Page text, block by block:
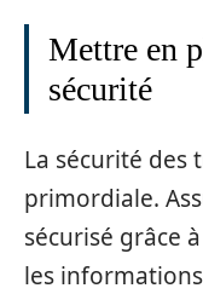
Mettre en
sécurité
La sécurité des
primordiale.
sécurisé grâce
les